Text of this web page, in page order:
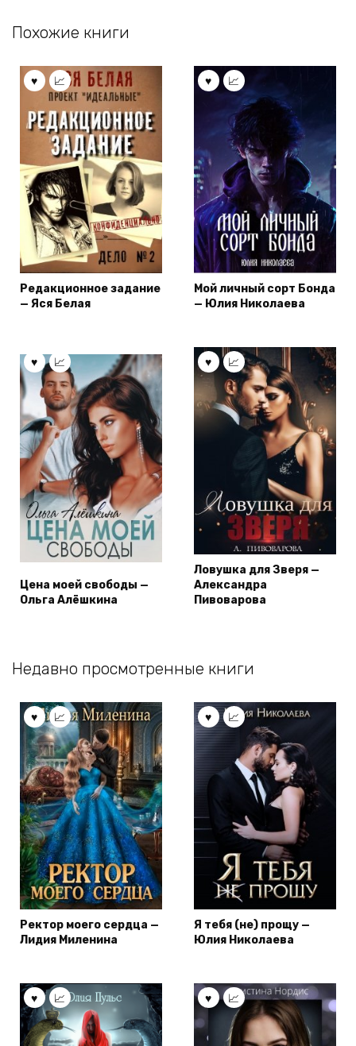
Похожие книги
Редакционное задание
— Яся Белая
Мой личный сорт Бонда
— Юлия Николаева
Цена моей свободы —
Ольга Алёшкина
Ловушка для Зверя —
Александра
Пивоварова
Недавно просмотренные книги
Ректор моего сердца —
Лидия Миленина
Я тебя (не) прощу —
Юлия Николаева